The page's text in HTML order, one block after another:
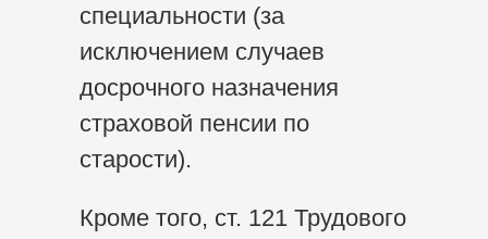
специальности (за
исключением случаев
досрочного назначения
страховой пенсии по
старости).
Кроме того, ст. 121 Трудового